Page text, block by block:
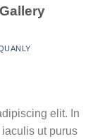
elit. In
ut purus